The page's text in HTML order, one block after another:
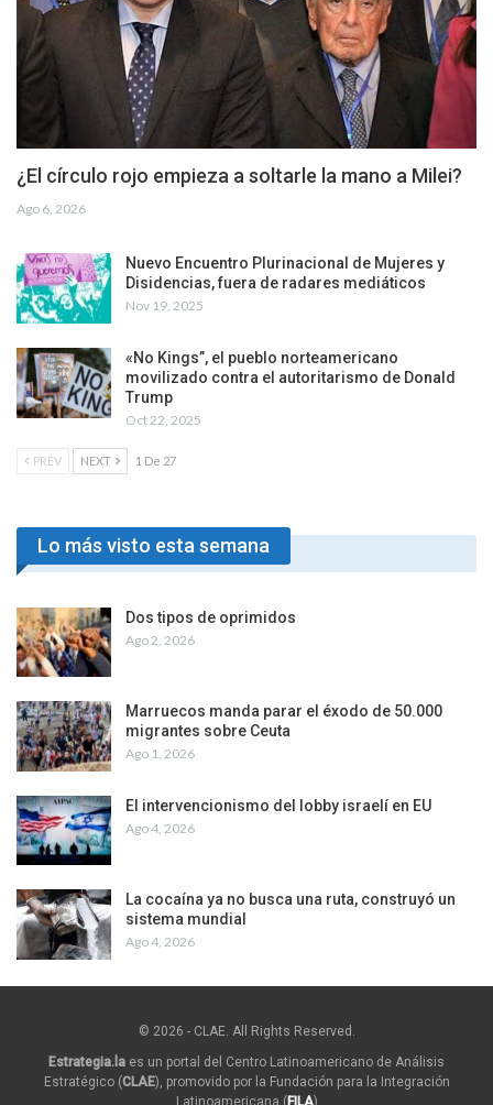
¿El círculo rojo empieza a soltarle la mano a Milei?
Ago 6, 2026
Nuevo Encuentro Plurinacional de Mujeres y
Disidencias, fuera de radares mediáticos
Nov 19, 2025
«No Kings”, el pueblo norteamericano
movilizado contra el autoritarismo de Donald
Trump
Oct 22, 2025
PREV NEXT 1 De 27
Lo más visto esta semana
Dos tipos de oprimidos
Ago 2, 2026
Marruecos manda parar el éxodo de 50.000
migrantes sobre Ceuta
Ago 1, 2026
El intervencionismo del lobby israelí en EU
Ago 4, 2026
La cocaína ya no busca una ruta, construyó un
sistema mundial
Ago 4, 2026
© 2026 - CLAE. All Rights Reserved.
Estrategia.la es un portal del Centro Latinoamericano de Análisis
Estratégico (CLAE), promovido por la Fundación para la Integración
Latinoamericana ( FILA)